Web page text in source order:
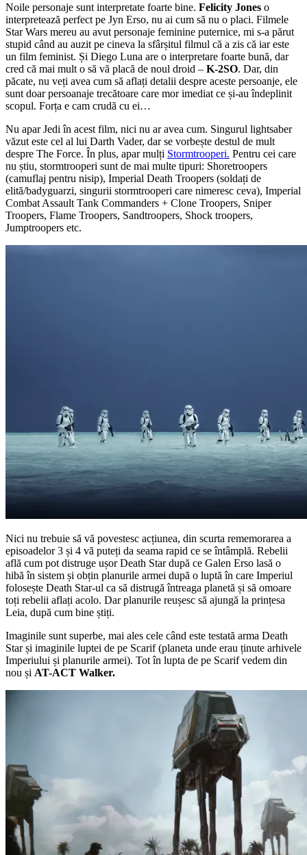
Noile personaje sunt interpretate foarte bine. Felicity Jones o
interpretează perfect pe Jyn Erso, nu ai cum să nu o placi. Filmele
Star Wars mereu au avut personaje feminine puternice, mi s-a părut
stupid când au auzit pe cineva la sfârșitul filmul că a zis că iar este
un film feminist. Și Diego Luna are o interpretare foarte bună, dar
cred că mai mult o să vă placă de noul droid – K-2SO. Dar, din
păcate, nu veți avea cum să aflați detalii despre aceste persoanje, ele
sunt doar persoanaje trecătoare care mor imediat ce și-au îndeplinit
scopul. Forța e cam crudă cu ei…
Nu apar Jedi în acest film, nici nu ar avea cum. Singurul lightsaber
văzut este cel al lui Darth Vader, dar se vorbește destul de mult
despre The Force. În plus, apar mulți Stormtrooperi. Pentru cei care
nu știu, stormtrooperi sunt de mai multe tipuri: Shoretroopers
(camuflaj pentru nisip), Imperial Death Troopers (soldați de
elită/badyguarzi, singurii stormtrooperi care nimeresc ceva), Imperial
Combat Assault Tank Commanders + Clone Troopers, Sniper
Troopers, Flame Troopers, Sandtroopers, Shock troopers,
Jumptroopers etc.
Nici nu trebuie să vă povestesc acțiunea, din scurta rememorarea a
episoadelor 3 și 4 vă puteți da seama rapid ce se întâmplă. Rebelii
află cum pot distruge ușor Death Star după ce Galen Erso lasă o
hibă în sistem și obțin planurile armei după o luptă în care Imperiul
folosește Death Star-ul ca să distrugă întreaga planetă și să omoare
toți rebelii aflați acolo. Dar planurile reușesc să ajungă la prințesa
Leia, după cum bine știți.
Imaginile sunt superbe, mai ales cele când este testată arma Death
Star și imaginile luptei de pe Scarif (planeta unde erau ținute arhivele
Imperiului și planurile armei). Tot în lupta de pe Scarif vedem din
nou și AT-ACT Walker.